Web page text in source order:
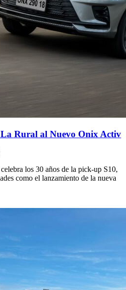
La Rural al Nuevo Onix Activ
los 30 años de la pick-up S10,
como el lanzamiento de la nueva